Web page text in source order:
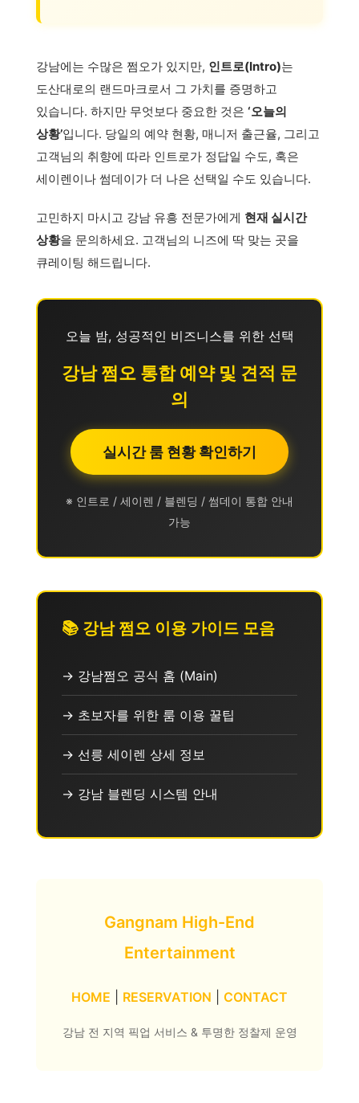
강남에는 수많은 쩜오가 있지만, 인트로(Intro)는
도산대로의 랜드마크로서 그 가치를 증명하고
있습니다. 하지만 무엇보다 중요한 것은 ‘오늘의
상황’입니다. 당일의 예약 현황, 매니저 출근율, 그리고
고객님의 취향에 따라 인트로가 정답일 수도, 혹은
세이렌이나 썸데이가 더 나은 선택일 수도 있습니다.
고민하지 마시고 강남 유흥 전문가에게 현재 실시간
상황을 문의하세요. 고객님의 니즈에 딱 맞는 곳을
큐레이팅 해드립니다.
오늘 밤, 성공적인 비즈니스를 위한 선택
강남 쩜오 통합 예약 및 견적 문
의
실시간 룸 현황 확인하기
※ 인트로 / 세이렌 / 블렌딩 / 썸데이 통합 안내
가능
📚 강남 쩜오 이용 가이드 모음
→ 강남쩜오 공식 홈 (Main)
→ 초보자를 위한 룸 이용 꿀팁
→ 선릉 세이렌 상세 정보
→ 강남 블렌딩 시스템 안내
Gangnam High-End
Entertainment
HOME RESERVATION CONTACT
강남 전 지역 픽업 서비스 & 투명한 정찰제 운영